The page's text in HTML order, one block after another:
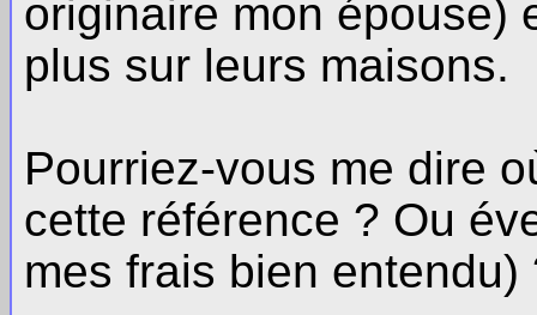
originaire mon épouse)
plus sur leurs maisons.
Pourriez-vous me dire
cette référence ? Ou
mes frais bien entendu)